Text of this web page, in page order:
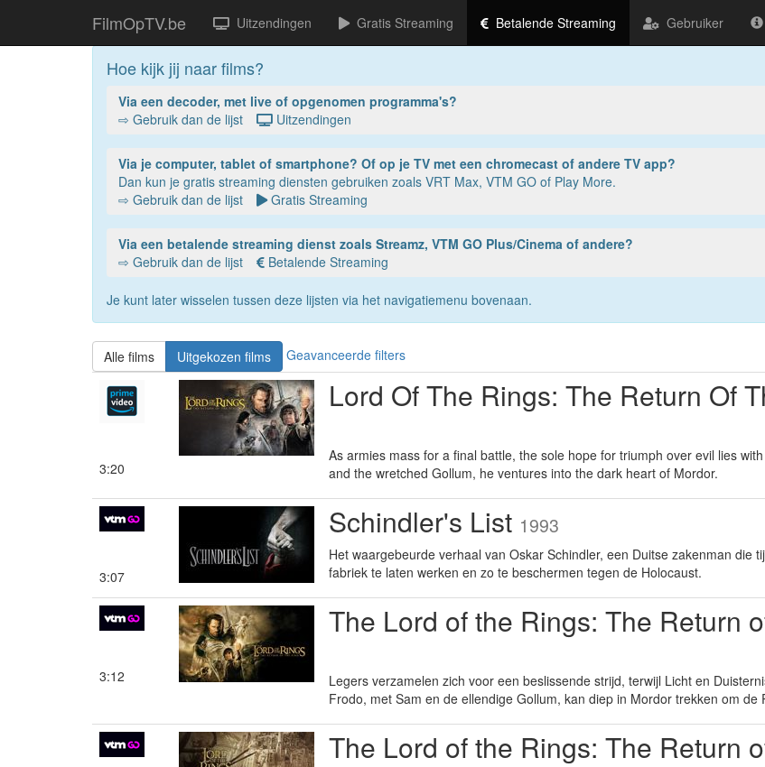
FilmOpTV.be Uitzendingen Gratis Streaming Betalende Streaming Gebruiker
Hoe kijk jij naar films?
Via een decoder, met live of opgenomen programma's?
⇨ Gebruik dan de lijst
Uitzendingen
Via je computer, tablet of smartphone? Of op je TV met een chromecast of andere TV app?
Dan kun je gratis streaming diensten gebruiken zoals VRT Max, VTM GO of Play More.
⇨ Gebruik dan de lijst
Gratis Streaming
Via een betalende streaming dienst zoals Streamz, VTM GO Plus/Cinema of andere?
⇨ Gebruik dan de lijst
Betalende Streaming
Je kunt later wisselen tussen deze lijsten via het navigatiemenu bovenaan.
Alle films Uitgekozen films Geavanceerde filters
3:20
Lord Of The Rings: The Return Of
As armies mass for a final battle, the sole hope for triumph over evil lies
and the wretched Gollum, he ventures into the dark heart of Mordor.
3:07
Schindler's List 1993
Het waargebeurde verhaal van Oskar Schindler, een Duitse zakenman die
fabriek te laten werken en zo te beschermen tegen de Holocaust.
3:12
The Lord of the Rings: The Return
Legers verzamelen zich voor een beslissende strijd, terwijl Licht en
Frodo, met Sam en de ellendige Gollum, kan diep in Mordor trekken om de
The Lord of the Rings: The Return